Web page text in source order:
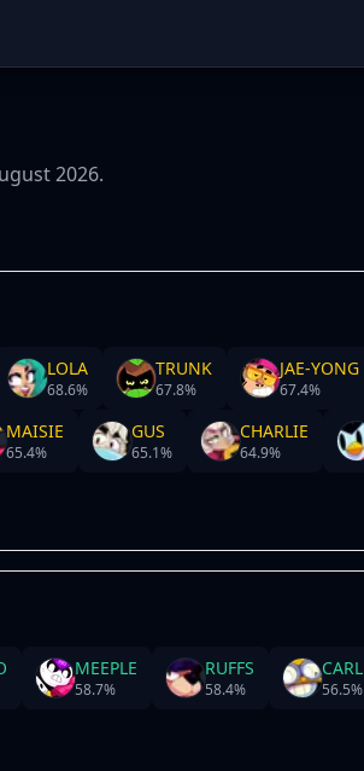
2026.
LOLA
68.6%
TRUNK
67.8%
JAE-YONG
67.4%
MAISIE
65.4%
GUS
65.1%
CHARLIE
64.9%
MEEPLE
58.7%
RUFFS
58.4%
CARL
56.5%